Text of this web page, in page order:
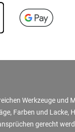
Werkzeuge und
Farben und Lacke,
gerecht